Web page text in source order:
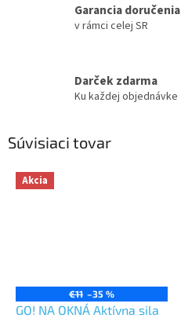
Garancia doručenia
v rámci celej SR
Darček zdarma
Ku každej objednávke
Súvisiaci tovar
Akcia
€11 –35 %
GO! NA OKNÁ Aktívna sila